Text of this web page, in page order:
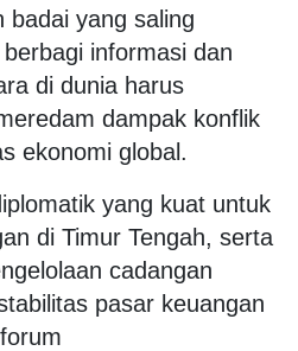
badai yang saling
informasi dan
di dunia harus
dampak konflik
ekonomi global.
yang kuat untuk
di Timur Tengah, serta
cadangan
pasar keuangan